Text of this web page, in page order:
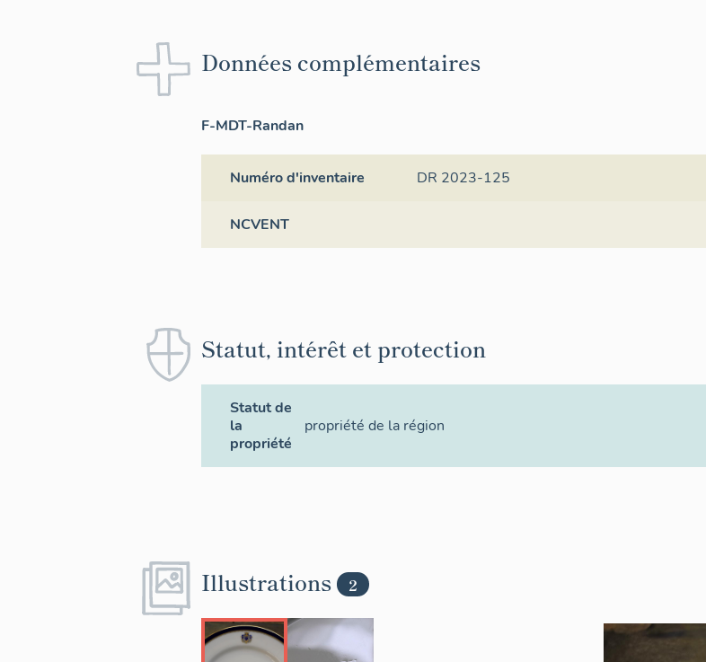
Données complémentaires
F-MDT-Randan
Numéro d'inventaire DR 2023-125
NCVENT
Statut, intérêt et protection
Statut de
la
propriété
propriété de la région
Illustrations 2